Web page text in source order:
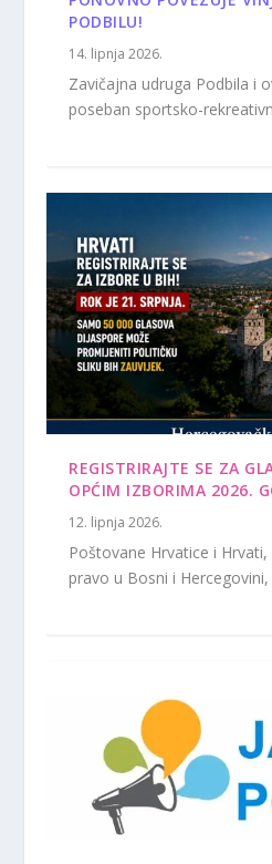
PODBILU!
14. lipnja 2026.
Zavičajna udruga Podbila i
poseban sportsko-
REGISTRIRAJTE SE ZA
OPĆIM IZBORIMA 2026.
12. lipnja 2026.
Poštovane Hrvatice i
pravo u Bosni i Hercegovini,